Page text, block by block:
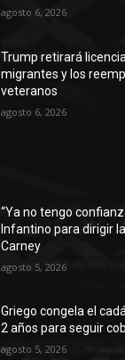
agosto 6, 2026
Trump retirará
migrantes y los
veteranos
agosto 6, 2026
“Ya no tengo
Infantino para dirigir
Carney
agosto 5, 2026
Griego congela el
2 años para seguir
agosto 5, 2026